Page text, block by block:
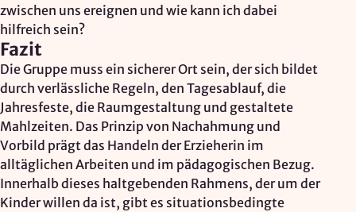
zwischen uns ereignen und wie kann ich dabei
hilfreich sein?
Fazit
Die Gruppe muss ein sicherer Ort sein, der sich bildet
durch verlässliche Regeln, den Tagesablauf, die
Jahresfeste, die Raumgestaltung und gestaltete
Mahlzeiten. Das Prinzip von Nachahmung und
Vorbild prägt das Handeln der Erzieherin im
alltäglichen Arbeiten und im pädagogischen Bezug.
Innerhalb dieses haltgebenden Rahmens, der um der
Kinder willen da ist, gibt es situationsbedingte